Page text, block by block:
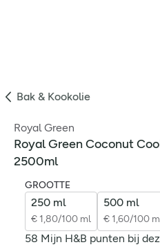
Bak & Kookolie
Royal Green
Royal Green Coconut
2500ml
GROOTTE
250 ml
€ 1,80/100 ml
500 ml
€ 1,60/100
58 Mijn H&B punten bij